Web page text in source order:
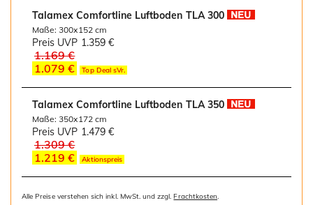
Talamex Comfortline Luftboden TLA 300
Maße: 300x152 cm
Preis UVP 1.359 €
1.169 €
1.079 €
Top Deal sVr.
Talamex Comfortline Luftboden TLA 350
Maße: 350x172 cm
Preis UVP 1.479 €
1.309 €
1.219 €
Aktionspreis
Alle Preise verstehen sich inkl. MwSt. und zzgl.Frachtkosten.